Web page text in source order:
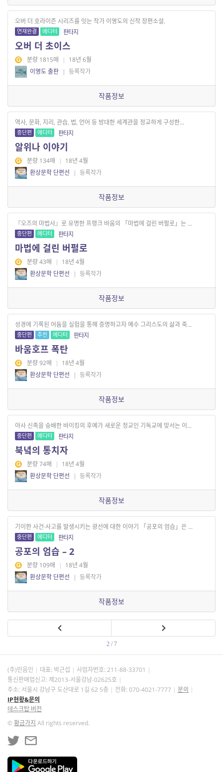
오버 더 호라이즌 시리즈를 잇는 작가 이영도의 신작 장편소설.
연재완결 에디터 판타지
오버 더 초이스
분량 1815매 | 18년 6월
이영도 출판 | 등록작가
작품정보
역사, 문화, 지리, 관습, 법, 언어 등 방대한 세계관을 정교하게 구성한...
중단편 에디터 판타지
알위나 이야기
분량 134매 | 18년 4월
환상문학 단편선
| 등록작가
작품정보
『오즈의 마법사』로 유명한 프랭크 바움의 「마법에 걸린 버펄로」는 ...
중단편 에디터 판타지
마법에 걸린 버펄로
분량 43매 | 18년 4월
환상문학 단편선
| 등록작가
작품정보
성경에 기록된 어둠을 실험을 통해 증명하고자 예수 그리스도의 삶과 죽...
중단편 추천 에디터 판타지
바움호프 폭탄
분량 92매 | 18년 4월
환상문학 단편선
| 등록작가
작품정보
아사 신족을 숭배한 바이킹의 후예가 새로운 정교인 기독교에 맞서는 이...
중단편 에디터 판타지
북녘의 통치자
분량 74매 | 18년 4월
환상문학 단편선
| 등록작가
작품정보
기이한 사건·사고를 발생시키는 광선에 대한 이야기 「공포의 엄습」은 ...
중단편 에디터 판타지
공포의 엄습 – 2
분량 109매 | 18년 4월
환상문학 단편선
| 등록작가
작품정보
2 / 7
(주)민음인 대표: 박근섭 사업자번호: 211-88-33701
통신판매업신고: 제2013-서울강남-02625호
주소: 서울시 강남구 도산대로 1길 62 5층
전화: 070-4021-7777
문의
IP현황&문의
데스크탑 버전
©황금가지 All rights reserved.